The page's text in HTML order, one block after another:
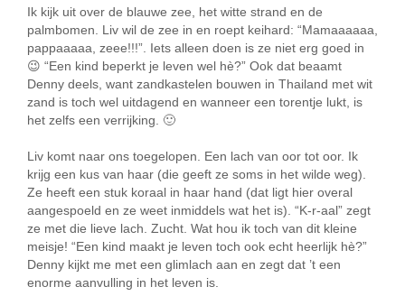
Ik kijk uit over de blauwe zee, het witte strand en de
palmbomen. Liv wil de zee in en roept keihard: “Mamaaaaaa,
pappaaaaa, zeee!!!”. Iets alleen doen is ze niet erg goed in
😉 “Een kind beperkt je leven wel hè?” Ook dat beaamt
Denny deels, want zandkastelen bouwen in Thailand met wit
zand is toch wel uitdagend en wanneer een torentje lukt, is
het zelfs een verrijking. 🙂
Liv komt naar ons toegelopen. Een lach van oor tot oor. Ik
krijg een kus van haar (die geeft ze soms in het wilde weg).
Ze heeft een stuk koraal in haar hand (dat ligt hier overal
aangespoeld en ze weet inmiddels wat het is). “K-r-aal” zegt
ze met die lieve lach. Zucht. Wat hou ik toch van dit kleine
meisje! “Een kind maakt je leven toch ook echt heerlijk hè?”
Denny kijkt me met een glimlach aan en zegt dat ’t een
enorme aanvulling in het leven is.